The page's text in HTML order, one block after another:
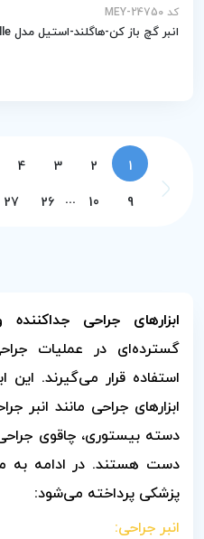
کد MEY-24750
انبر گچ باز کن-هاگلند-استیل مدل Haglund-Stille
1
2
3
4
9
10
...
26
27
ابزارهای جراحی جداکننده
گسترده‌ای در عملیات
استفاده قرار می‌گیرند. این
ابزارهای جراحی مانند انبر
دسته بیستوری، چاقوی جراحی
دست هستند. در ادامه به
پزشکی پرداخته می‌شود:
انبر جراحی: